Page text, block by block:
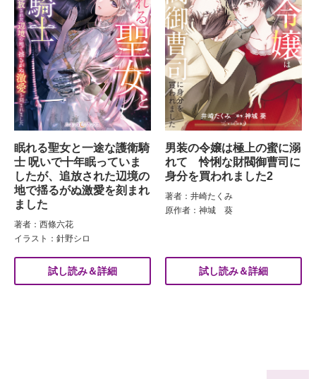
眠れる聖女と一途な護衛騎
士 呪いで十年眠っていま
したが、追放された辺境の
地で揺るがぬ激愛を刻まれ
ました
著者：西條六花
イラスト：針野シロ
試し読み＆詳細
男装の令嬢は極上の蜜に溺
れて 怜悧な財閥御曹司に
身分を買われました2
著者：井崎たくみ
原作者：神城 葵
試し読み＆詳細